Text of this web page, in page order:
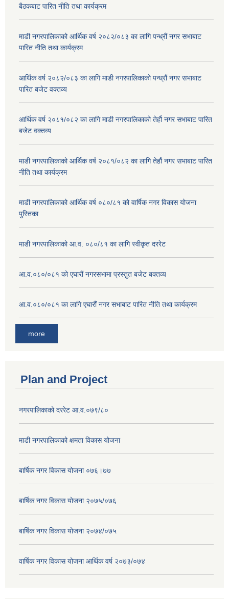
बैठकबाट पारित नीति तथा कार्यक्रम
माडी नगरपालिकाको आर्थिक वर्ष २०८२/०८३ का लागि पन्ध्रौं नगर सभाबाट
पारित नीति तथा कार्यक्रम
आर्थिक वर्ष २०८२/०८३ का लागि माडी नगरपालिकाको पन्ध्रौं नगर सभाबाट
पारित बजेट वक्तव्य
आर्थिक वर्ष २०८१/०८२ का लागि माडी नगरपालिकाको तेर्हौ नगर सभाबाट पारित
बजेट वक्तव्य
माडी नगरपालिकाको आर्थिक वर्ष २०८१/०८२ का लागि तेर्हौ नगर सभाबाट पारित
नीति तथा कार्यक्रम
माडी नगरपालिकाको आर्थिक वर्ष ०८०/८१ को वार्षिक नगर विकास योजना
पुस्तिका
माडी नगरपालिकाको आ.व. ०८०/८१ का लागि स्वीकृत दररेट
आ.व.०८०/०८१ को एघारौं नगरसभामा प्रस्तुत बजेट बक्तव्य
आ.व.०८०/०८१ का लागि एघारौं नगर सभाबाट पारित नीति तथा कार्यक्रम
more
Plan and Project
नगरपालिकाको दररेट आ.व.०७९/८०
माडी नगरपालिकाको क्षमता विकास योजना
बार्षिक नगर विकास योजना ०७६।७७
बार्षिक नगर विकास योजना २०७५/०७६
बार्षिक नगर विकास योजना २०७४/०७५
वार्षिक नगर विकास योजना आर्थिक वर्ष २०७३/०७४